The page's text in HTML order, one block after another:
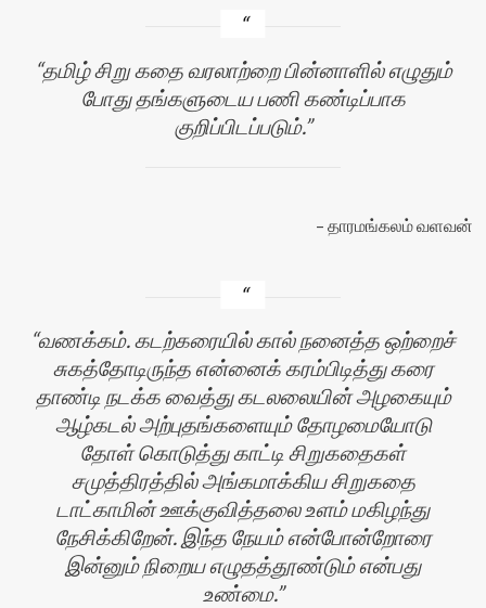
தமிழ் சிறு கதை வரலாற்றை பின்னாளில் எழுதும்
போது தங்களுடைய பணி கண்டிப்பாக
குறிப்பிடப்படும்.
தாரமங்கலம் வளவன்
வணக்கம். கடற்கரையில் கால் நனைத்த ஒற்றைச்
சுகத்தோடிருந்த என்னைக் கரம்பிடித்து கரை
தாண்டி நடக்க வைத்து கடலலையின் அழகையும்
ஆழ்கடல் அற்புதங்களையும் தோழமையோடு
தோள் கொடுத்து காட்டி சிறுகதைகள்
சமுத்திரத்தில் அங்கமாக்கிய சிறுகதை
டாட்காமின் ஊக்குவித்தலை உளம் மகிழந்து
நேசிக்கிறேன். இந்த நேயம் என்போன்றோரை
இன்னும் நிறைய எழுதத்தூண்டும் என்பது
உண்மை.